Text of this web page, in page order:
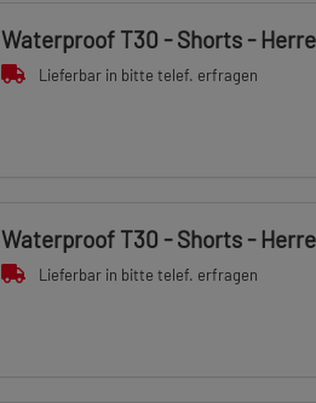
Waterproof T30 - Shorts -
Lieferbar in bitte telef. erfragen
Waterproof T30 - Shorts -
Lieferbar in bitte telef. erfragen